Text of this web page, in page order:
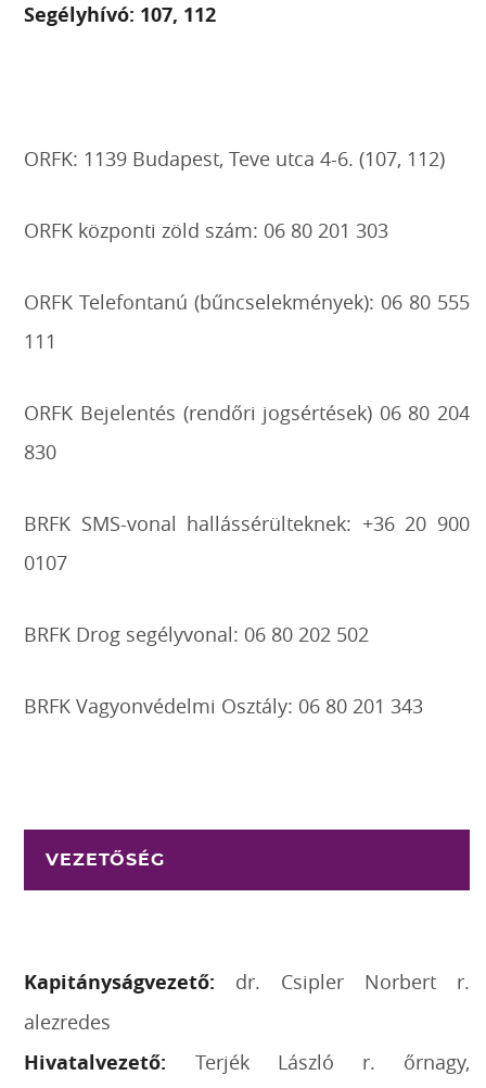
Segélyhívó: 107, 112
ORFK: 1139 Budapest, Teve utca 4-6. (107, 112)
ORFK központi zöld szám: 06 80 201 303
ORFK Telefontanú (bűncselekmények): 06 80 555
111
ORFK Bejelentés (rendőri jogsértések) 06 80 204
830
BRFK SMS-vonal hallássérülteknek: +36 20 900
0107
BRFK Drog segélyvonal: 06 80 202 502
BRFK Vagyonvédelmi Osztály: 06 80 201 343
VEZETŐSÉG
Kapitányságvezető: dr. Csipler Norbert r.
alezredes
Hivatalvezető: Terjék László r. őrnagy,